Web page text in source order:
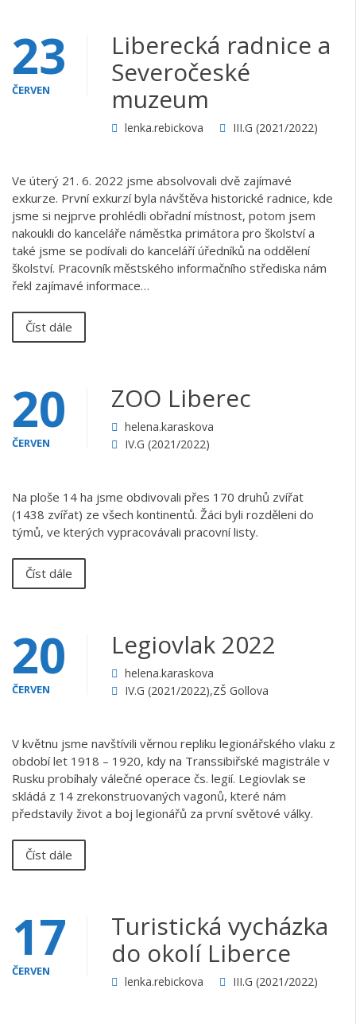
23
ČERVEN
Liberecká radnice a
Severočeské
muzeum
lenka.rebickova III.G (2021/2022)
Ve úterý 21. 6. 2022 jsme absolvovali dvě zajímavé
exkurze. První exkurzí byla návštěva historické radnice, kde
jsme si nejprve prohlédli obřadní místnost, potom jsem
nakoukli do kanceláře náměstka primátora pro školství a
také jsme se podívali do kanceláří úředníků na oddělení
školství. Pracovník městského informačního střediska nám
řekl zajímavé informace…
Číst dále
20
ČERVEN
ZOO Liberec
helena.karaskova
IV.G (2021/2022)
Na ploše 14 ha jsme obdivovali přes 170 druhů zvířat
(1438 zvířat) ze všech kontinentů. Žáci byli rozděleni do
týmů, ve kterých vypracovávali pracovní listy.
Číst dále
20
ČERVEN
Legiovlak 2022
helena.karaskova
IV.G (2021/2022),ZŠ Gollova
V květnu jsme navštívili věrnou repliku legionářského vlaku z
období let 1918 – 1920, kdy na Transsibiřské magistrále v
Rusku probíhaly válečné operace čs. legií. Legiovlak se
skládá z 14 zrekonstruovaných vagonů, které nám
představily život a boj legionářů za první světové války.
Číst dále
17
ČERVEN
Turistická vycházka
do okolí Liberce
lenka.rebickova III.G (2021/2022)